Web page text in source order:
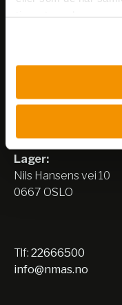
Besøksadresse:
0667 OSLO
Lager:
Nils Hansens vei 10
0667 OSLO
Tlf: 22666500
info@nmas.no